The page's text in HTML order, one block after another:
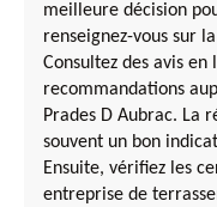
meilleure décision
renseignez-vous sur
Consultez des avis
recommandations
Prades D Aubrac. La
souvent un bon
Ensuite, vérifiez les
entreprise de